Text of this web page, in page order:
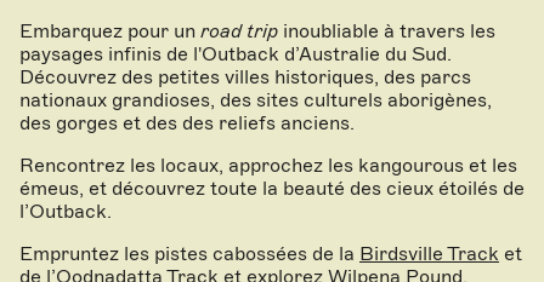
Embarquez pour un road trip inoubliable à travers les
paysages infinis de l'Outback d’Australie du Sud.
Découvrez des petites villes historiques, des parcs
nationaux grandioses, des sites culturels aborigènes,
des gorges et des des reliefs anciens.
Rencontrez les locaux, approchez les kangourous et les
émeus, et découvrez toute la beauté des cieux étoilés de
l’Outback.
Empruntez les pistes cabossées de la Birdsville Track et
de l’Oodnadatta Track et explorez Wilpena Pound,